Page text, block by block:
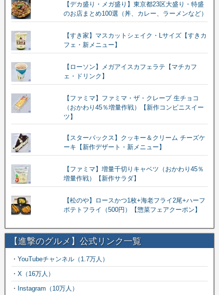
【デカ盛り・メガ盛り】東京都23区大盛り・特盛
のお店まとめ100選（丼、カレー、ラーメンなど）
【すき家】マスカットシェイク・Lサイズ【すきカ
フェ・新メニュー】
【ローソン】メガアイスカフェラテ【マチカフ
ェ・ドリンク】
【ファミマ】ファミマ・ザ・クレープ 生チョコ
（おかわり45％増量作戦）【新作コンビニスイー
ツ】
【スターバックス】クッキー＆クリーム チーズケ
ーキ【新作デザート・新メニュー】
【ファミマ】増量千切りキャベツ（おかわり45％
増量作戦）【新作サラダ】
【松のや】ロースかつ1枚+海老フライ2尾+ハーフ
ポテトフライ（500円）【惣菜フェアクーポン】
【進撃のグルメ】公式リンク一覧
・ YouTubeチャンネル（1.7万人）
・ X（16万人）
・ Instagram（10万人）